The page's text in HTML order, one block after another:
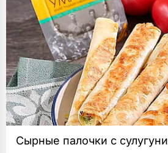
Сырные палочки с сулугуни